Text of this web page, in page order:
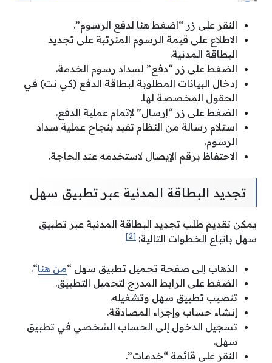
النقر على زر “اضغط هنا لدفع الرسوم”.
الاطلاع على قيمة الرسوم المترتبة على تجديد
البطاقة المدنية.
الضغط على زر “دفع” لسداد رسوم الخدمة.
إدخال البيانات المطلوبة لبطاقة الدفع (كي نت) في
الحقول المخصصة لها.
الضغط على زر “إرسال” لإتمام عملية الدفع.
استلام رسالة من النظام تفيد بنجاح عملية سداد
الرسوم.
الاحتفاظ برقم الإيصال لاستخدمه عند الحاجة.
تجديد البطاقة المدنية عبر تطبيق سهل
يمكن تقديم طلب تجدِيد البطاقة المدنية عبر تطبيق
سهل باتباع الخطوات التالية: [2]
الذهاب إلى صفحة تحميل تطبيق سهل “من هنا“.
الضغط على الرابط المدرج لتحميل التطبيق.
تنصيب تطبيق سهل وتشغيله.
إنشاء حساب وإجراء المصادقة.
تسجيل الدخول إلى الحساب الشخصي في تطبيق
سهل.
النقر على قائمة “خدمات”.